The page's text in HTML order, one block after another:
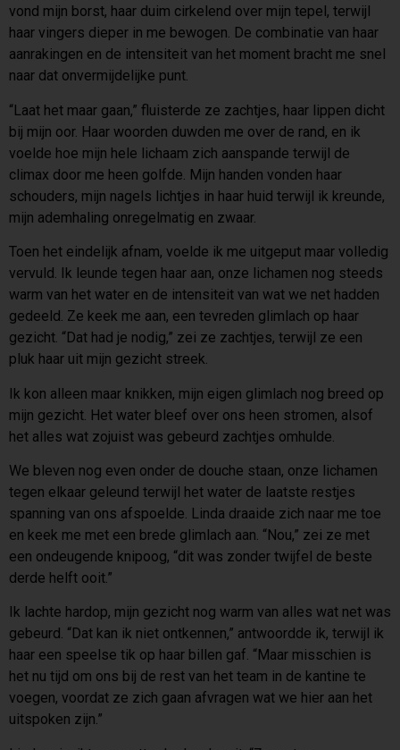
vond mijn borst, haar duim cirkelend over mijn tepel, terwijl
haar vingers dieper in me bewogen. De combinatie van haar
aanrakingen en de intensiteit van het moment bracht me snel
naar dat onvermijdelijke punt.
“Laat het maar gaan,” fluisterde ze zachtjes, haar lippen dicht
bij mijn oor. Haar woorden duwden me over de rand, en ik
voelde hoe mijn hele lichaam zich aanspande terwijl de
climax door me heen golfde. Mijn handen vonden haar
schouders, mijn nagels lichtjes in haar huid terwijl ik kreunde,
mijn ademhaling onregelmatig en zwaar.
Toen het eindelijk afnam, voelde ik me uitgeput maar volledig
vervuld. Ik leunde tegen haar aan, onze lichamen nog steeds
warm van het water en de intensiteit van wat we net hadden
gedeeld. Ze keek me aan, een tevreden glimlach op haar
gezicht. “Dat had je nodig,” zei ze zachtjes, terwijl ze een
pluk haar uit mijn gezicht streek.
Ik kon alleen maar knikken, mijn eigen glimlach nog breed op
mijn gezicht. Het water bleef over ons heen stromen, alsof
het alles wat zojuist was gebeurd zachtjes omhulde.
We bleven nog even onder de douche staan, onze lichamen
tegen elkaar geleund terwijl het water de laatste restjes
spanning van ons afspoelde. Linda draaide zich naar me toe
en keek me met een brede glimlach aan. “Nou,” zei ze met
een ondeugende knipoog, “dit was zonder twijfel de beste
derde helft ooit.”
Ik lachte hardop, mijn gezicht nog warm van alles wat net was
gebeurd. “Dat kan ik niet ontkennen,” antwoordde ik, terwijl ik
haar een speelse tik op haar billen gaf. “Maar misschien is
het nu tijd om ons bij de rest van het team in de kantine te
voegen, voordat ze zich gaan afvragen wat we hier aan het
uitspoken zijn.”